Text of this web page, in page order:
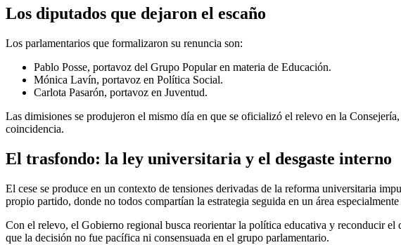
Los diputados que dejaron el escaño
Los parlamentarios que formalizaron su renuncia son:
Pablo Posse, portavoz del Grupo Popular en materia de Educación.
Mónica Lavín, portavoz en Política Social.
Carlota Pasarón, portavoz en Juventud.
Las dimisiones se produjeron el mismo día en que se oficializó el relevo en la
coincidencia.
El trasfondo: la ley universitaria y el desgaste interno
El cese se produce en un contexto de tensiones derivadas de la reforma universitaria
propio partido, donde no todos compartían la estrategia seguida en un área especialmente
Con el relevo, el Gobierno regional busca reorientar la política educativa y reconducir
que la decisión no fue pacífica ni consensuada en el grupo parlamentario.